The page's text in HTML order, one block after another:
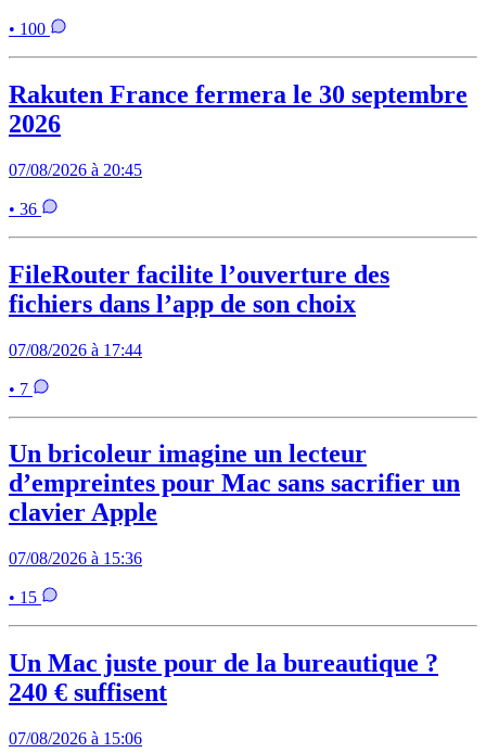
• 100
Rakuten France fermera le 30 septembre
2026
07/08/2026 à 20:45
• 36
FileRouter facilite l’ouverture des
fichiers dans l’app de son choix
07/08/2026 à 17:44
• 7
Un bricoleur imagine un lecteur
d’empreintes pour Mac sans sacrifier un
clavier Apple
07/08/2026 à 15:36
• 15
Un Mac juste pour de la bureautique ?
240 € suffisent
07/08/2026 à 15:06